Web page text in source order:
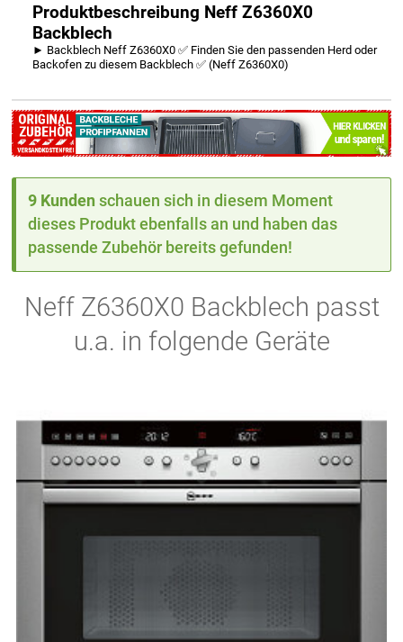
Produktbeschreibung Neff Z6360X0
Backblech
► Backblech Neff Z6360X0 ✅ Finden Sie den passenden Herd oder
Backofen zu diesem Backblech ✅ (Neff Z6360X0)
9 Kunden schauen sich in diesem Moment
dieses Produkt ebenfalls an und haben das
passende Zubehör bereits gefunden!
Neff Z6360X0 Backblech passt
u.a. in folgende Geräte